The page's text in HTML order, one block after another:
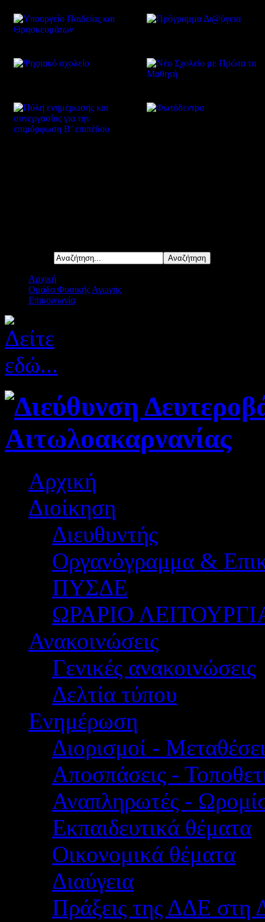
Αρχική
Ομάδα Φυσικής Αγωγής
Επικοινωνία
Αρχική
Διοίκηση
Διευθυντής
Οργανόγραμμα &
ΠΥΣΔΕ
ΩΡΑΡΙΟ
Ανακοινώσεις
Γενικές ανακοινώσεις
Δελτία τύπου
Ενημέρωση
Διορισμοί -
Αποσπάσεις -
Αναπληρωτές -
Εκπαιδευτικά θέματα
Οικονομικά θέματα
Διαύγεια
Πράξεις της ΔΔΕ στη